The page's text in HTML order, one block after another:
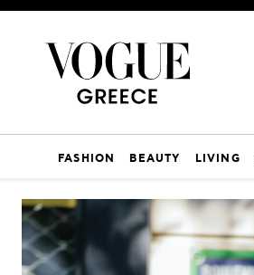
FASHION BEAUTY LIVING